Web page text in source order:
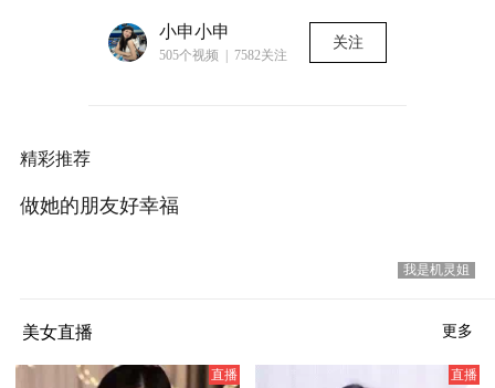
小申小申
505个视频 | 7582关注
关注
精彩推荐
做她的朋友好幸福
我是机灵姐
美女直播 更多